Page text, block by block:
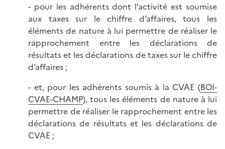
- pour les adhérents dont l’activité est soumise
aux taxes sur le chiffre d’affaires, tous les
éléments de nature à lui permettre de réaliser le
rapprochement entre les déclarations de
résultats et les déclarations de taxes sur le chiffre
d’affaires ;
- et, pour les adhérents soumis à la CVAE (BOI-
CVAE-CHAMP), tous les éléments de nature à lui
permettre de réaliser le rapprochement entre les
déclarations de résultats et les déclarations de
CVAE ;